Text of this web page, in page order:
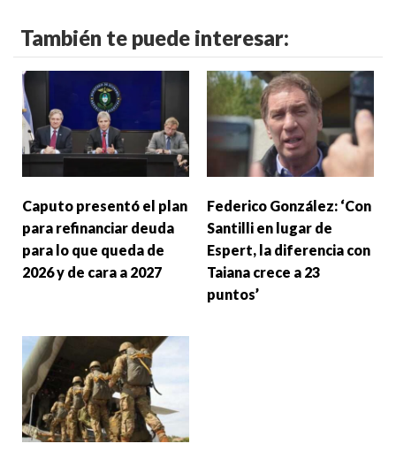
También te puede interesar:
Caputo presentó el plan
para refinanciar deuda
para lo que queda de
2026 y de cara a 2027
Federico González: ‘Con
Santilli en lugar de
Espert, la diferencia con
Taiana crece a 23
puntos’